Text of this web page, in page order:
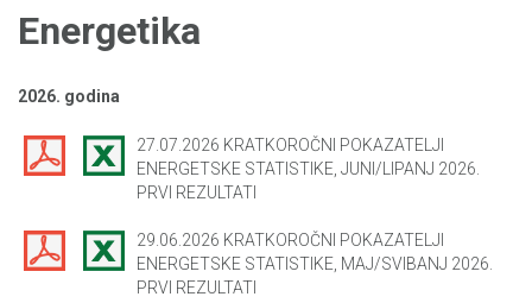
Energetika
2026. godina
27.07.2026 KRATKOROČNI POKAZATELJI
ENERGETSKE STATISTIKE, JUNI/LIPANJ 2026.
PRVI REZULTATI
29.06.2026 KRATKOROČNI POKAZATELJI
ENERGETSKE STATISTIKE, MAJ/SVIBANJ 2026.
PRVI REZULTATI